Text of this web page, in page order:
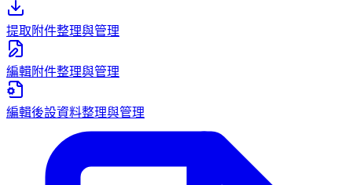
提取附件整理與管理
編輯附件整理與管理
編輯後設資料整理與管理